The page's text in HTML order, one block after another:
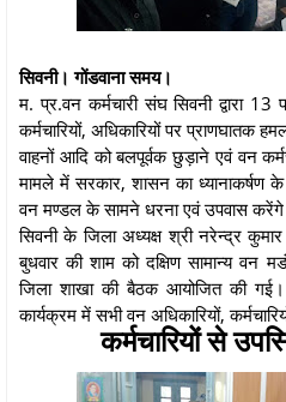
सिवनी। गोंडवाना समय।
म. प्र.वन कर्मचारी संघ सिवनी द्वारा
कर्मचारियों, अधिकारियों पर प्राणघातक
वाहनों आदि को बलपूर्वक छुड़ाने एवं वन
मामले में सरकार, शासन का ध्यानाकर्षण के
वन मण्डल के सामने धरना एवं उपवास
सिवनी के जिला अध्यक्ष श्री नरेन्द्र
बुधवार की शाम को दक्षिण सामान्य वन
जिला शाखा की बैठक आयोजित की गई।
कार्यक्रम में सभी वन अधिकारियों,
कर्मचारियों से